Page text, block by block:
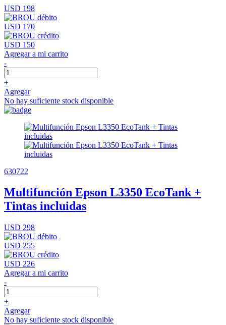
USD 198
USD 170
USD 150
Agregar a mi carrito
-
+
Agregar
No hay suficiente stock disponible
630722
Multifunción Epson L3350 EcoTank +
Tintas incluidas
USD 298
USD 255
USD 226
Agregar a mi carrito
-
+
Agregar
No hay suficiente stock disponible